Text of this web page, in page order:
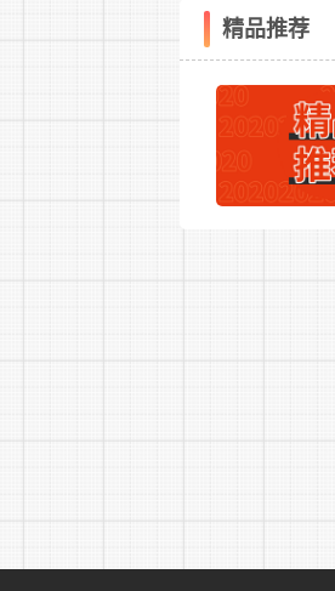
队关于政府
(三)工
(四)提
员公告
精品推荐